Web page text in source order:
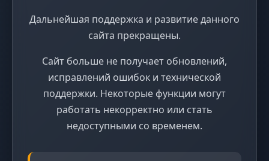
Дальнейшая поддержка и развитие данного
сайта прекращены.
Сайт больше не получает обновлений,
исправлений ошибок и технической
поддержки. Некоторые функции могут
работать некорректно или стать
недоступными со временем.